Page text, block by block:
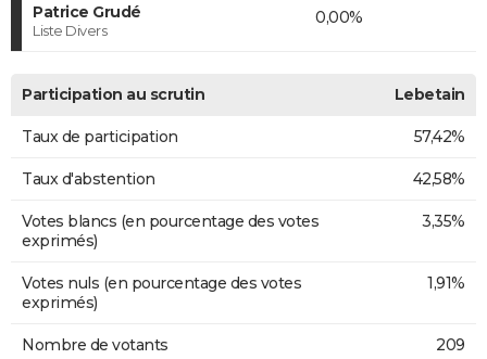
Patrice Grudé
Liste Divers
0,00%
Participation au scrutin Lebetain
Taux de participation 57,42%
Taux d'abstention 42,58%
Votes blancs (en pourcentage des votes
exprimés)
3,35%
Votes nuls (en pourcentage des votes
exprimés)
1,91%
Nombre de votants 209